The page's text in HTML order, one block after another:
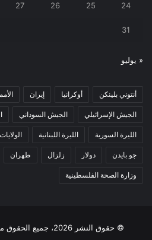
24
25
26
27
31
« يوليو
أنتوني بلينكن أوكرانيا إيران
الجيش الإسرائيلي الجيش السوداني
الليرة السورية الليرة اللبنانية
جو بايدن دولار زلزال طهران
وزارة الصحة الفلسطينية
© حقوق النشر 2026، جميع الحقوق محفوظة |